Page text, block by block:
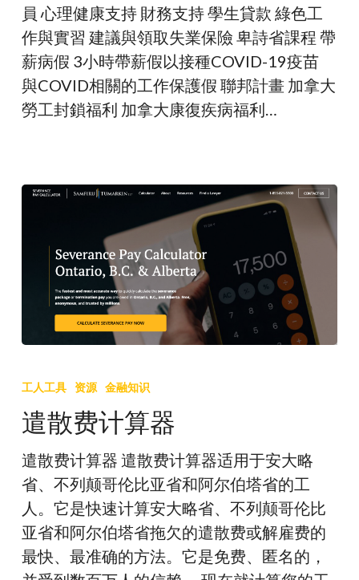
員 心理健康支持 財務支持 學生貸款 綠色工
作與實習 建議與領取失業保險 卑詩省課程 帶
薪病假 3小時帶薪假以接種COVID-19疫苗
與COVID相關的工作保護假 聯邦計畫 加拿大
勞工封鎖福利 加拿大康復疾病福利…
散
计
算
器
工人工具 资源 金融知识
遣散费计算器
遣散费计算器 遣散费计算器适用于安大略
省、不列颠哥伦比亚省和阿尔伯塔省的工
人。它是快速计算安大略省、不列颠哥伦比
亚省和阿尔伯塔省拖欠的遣散费或解雇费的
最快、最准确的方法。它是免费、匿名的，